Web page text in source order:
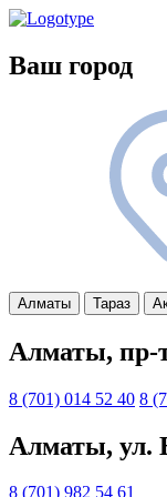
Ваш город
Алматы Тараз
Алматы, пр-
8 (701) 014 52 40 8
Алматы, ул.
8 (701) 982 54 61